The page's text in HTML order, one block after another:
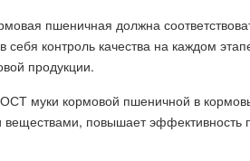
пшеничная должна
себя контроль качества на каждом
продукции.
муки кормовой пшеничной в
веществами, повышает